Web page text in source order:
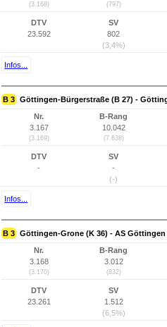
(3.168) (797)
DTV
23.592
SV
802
(3,4%)
Infos...
B 3 Göttingen-Bürgerstraße (B 27) -
Nr.
3.167
(3.169)
B-Rang
10.042
(7.638)
DTV
-
SV
-
(-)
Infos...
B 3 Göttingen-Grone (K 36) - AS Göttingen
Nr.
3.168
(3.170)
B-Rang
3.012
(832)
DTV
23.261
SV
1.512
(6,5%)